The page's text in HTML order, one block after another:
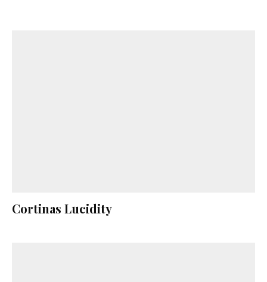
Cortinas Lucidity